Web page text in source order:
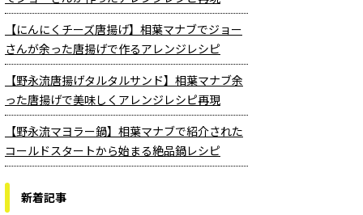
【にんにくチーズ唐揚げ】相葉マナブでジョー
さんが余った唐揚げで作るアレンジレシピ
【野永流唐揚げタルタルサンド】相葉マナブ余
った唐揚げで美味しくアレンジレシピ再現
【野永流マヨラー鍋】相葉マナブで紹介された
コールドスタートから始まる絶品鍋レシピ
新着記事